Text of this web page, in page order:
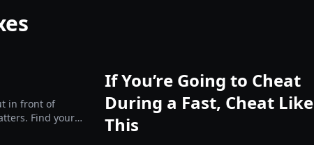
in front of
Find yours
If You’re Going to Cheat
During a Fast, Cheat Like
This